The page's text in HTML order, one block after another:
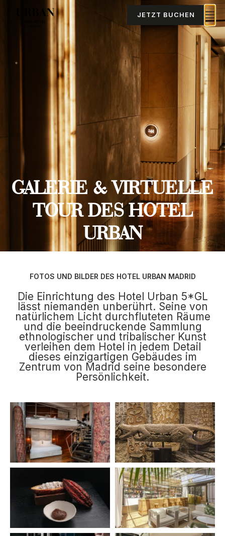
JETZT BUCHEN
GALERIE & VIRTUELLE
TOUR DES HOTEL
URBAN
FOTOS UND BILDER DES HOTEL URBAN MADRID
Die Einrichtung des Hotel Urban 5*GL
lässt niemanden unberührt. Seine von
natürlichem Licht durchfluteten Räume
und die beeindruckende Sammlung
ethnologischer und tribalischer Kunst
verleihen dem Hotel in jedem Detail
dieses einzigartigen Gebäudes im
Zentrum von Madrid seine besondere
Persönlichkeit.